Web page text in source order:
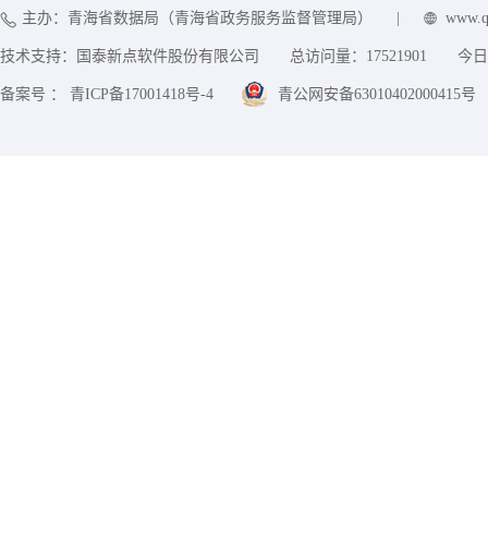
主办：青海省数据局（青海省政务服务监督管理局）
技术支持：国泰新点软件股份有限公司 总访问量： 17521901 今
备案号 ： 青ICP备17001418号-4 青公网安备63010402000415号